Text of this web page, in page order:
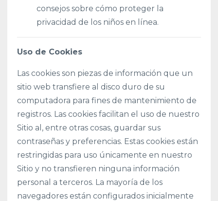
consejos sobre cómo proteger la
privacidad de los niños en línea.
Uso de Cookies
Las cookies son piezas de información que un
sitio web transfiere al disco duro de su
computadora para fines de mantenimiento de
registros. Las cookies facilitan el uso de nuestro
Sitio al, entre otras cosas, guardar sus
contraseñas y preferencias. Estas cookies están
restringidas para uso únicamente en nuestro
Sitio y no transfieren ninguna información
personal a terceros. La mayoría de los
navegadores están configurados inicialmente